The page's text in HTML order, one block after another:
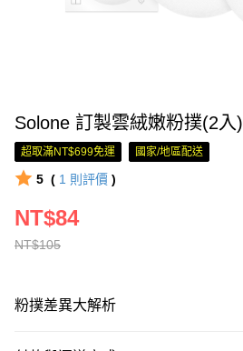
Solone 訂製雲絨嫩粉撲(2入)
超取滿NT$699免運 國家/地區配送
5 ( 1 則評價 )
NT$105
NT$84
粉撲差異大解析